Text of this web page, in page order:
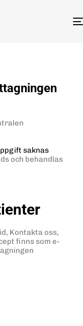
saknas
och behandlas
Kontakta oss,
finns som e-